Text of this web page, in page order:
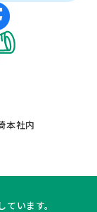
本社内
います。